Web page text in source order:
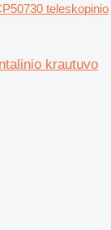
teleskopinio
krautuvo